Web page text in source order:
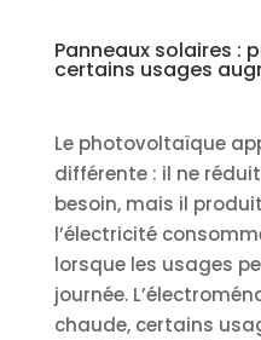
Panneaux solaires :
certains usages
Le photovoltaïque
différente : il ne
besoin, mais il
l’électricité
lorsque les usages
journée.
chaude, certains